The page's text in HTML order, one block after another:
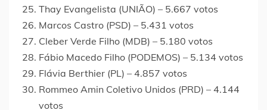
Thay Evangelista (UNIÃO) – 5.667 votos
Marcos Castro (PSD) – 5.431 votos
Cleber Verde Filho (MDB) – 5.180 votos
Fábio Macedo Filho (PODEMOS) – 5.134 votos
Flávia Berthier (PL) – 4.857 votos
Rommeo Amin Coletivo Unidos (PRD) – 4.144
votos